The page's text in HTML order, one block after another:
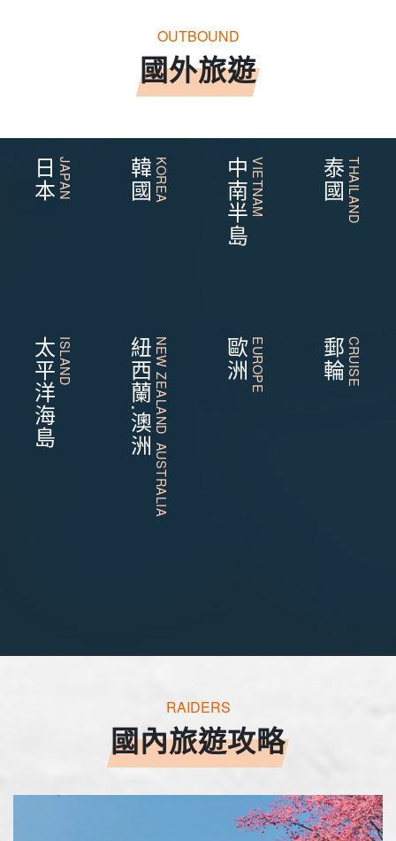
OUTBOUND
國外旅遊
日本JAPAN 韓國KOREA 中南半島VIETNAM 泰國THAILAND
太平洋海島ISLAND 紐西蘭.澳洲NEW ZEALAND AUSTRALIA 歐洲EUROPE 郵輪CRUISE
RAIDERS
國內旅遊攻略